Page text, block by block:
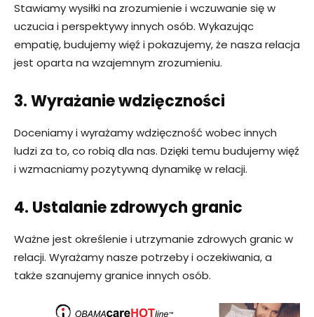
Stawiamy wysiłki na zrozumienie i wczuwanie się w
uczucia i perspektywy innych osób. Wykazując
empatię, budujemy więź i pokazujemy, że nasza relacja
jest oparta na wzajemnym zrozumieniu.
3. Wyrażanie wdzięczności
Doceniamy i wyrażamy wdzięczność wobec innych
ludzi za to, co robią dla nas. Dzięki temu budujemy więź
i wzmacniamy pozytywną dynamikę w relacji.
4. Ustalanie zdrowych granic
Ważne jest określenie i utrzymanie zdrowych granic w
relacji. Wyrażamy nasze potrzeby i oczekiwania, a
także szanujemy granice innych osób.